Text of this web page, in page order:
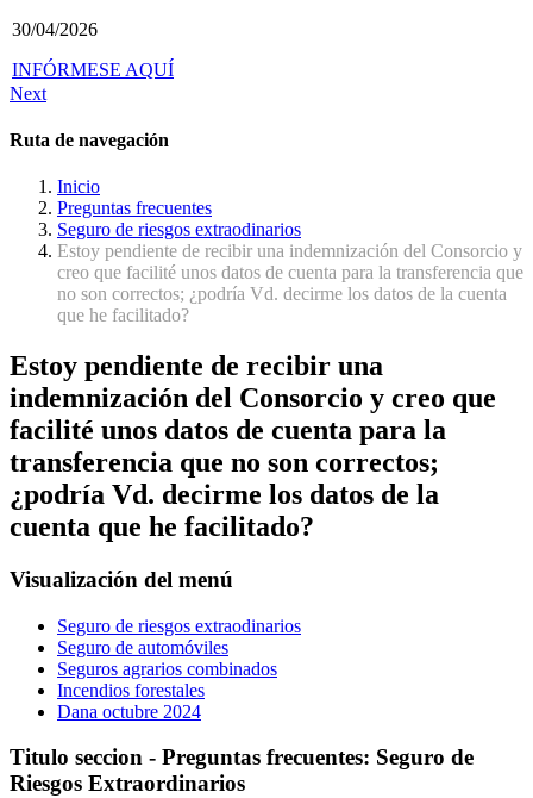
30/04/2026
INFÓRMESE AQUÍ
Next
Ruta de navegación
Inicio
Preguntas frecuentes
Seguro de riesgos extraodinarios
Estoy pendiente de recibir una indemnización del Consorcio y
creo que facilité unos datos de cuenta para la transferencia que
no son correctos; ¿podría Vd. decirme los datos de la cuenta
que he facilitado?
Estoy pendiente de recibir una
indemnización del Consorcio y creo que
facilité unos datos de cuenta para la
transferencia que no son correctos;
¿podría Vd. decirme los datos de la
cuenta que he facilitado?
Visualización del menú
Seguro de riesgos extraodinarios
Seguro de automóviles
Seguros agrarios combinados
Incendios forestales
Dana octubre 2024
Titulo seccion - Preguntas frecuentes: Seguro de
Riesgos Extraordinarios